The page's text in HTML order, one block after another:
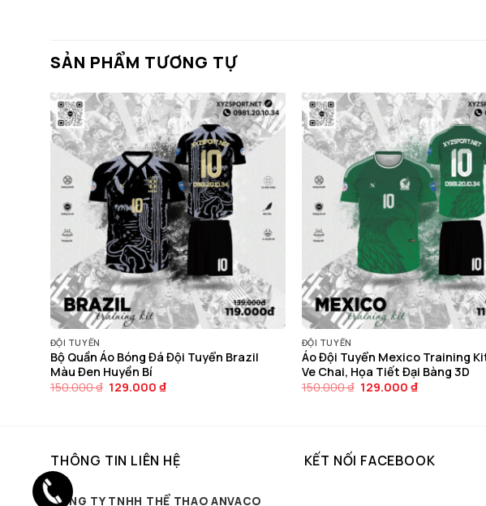
SẢN PHẨM TƯƠNG TỰ
ĐỘI TUYỂN
Bộ Quần Áo Bóng Đá Đội Tuyển Brazil
Màu Đen Huyền Bí
150.000₫ Giá
129.000₫Giá
ĐỘI TUYỂN
Áo Đội Tuyển Mexico Training
Ve Chai, Họa Tiết Đại Bàng 3D
150.000₫ Giá
129.000₫Giá
THÔNG TIN LIÊN HỆ
CÔNG TY TNHH THỂ THAO ANVACO
KẾT NỐI FACEBOOK